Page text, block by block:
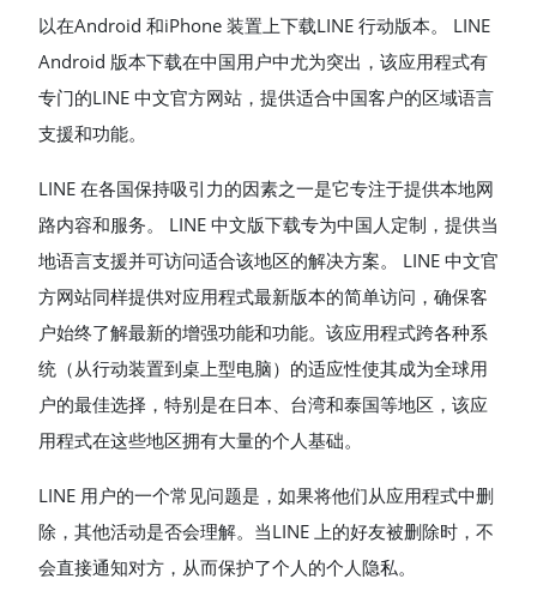
以在Android 和iPhone 装置上下载LINE 行动版本。 LINE
Android 版本下载在中国用户中尤为突出，该应用程式有
专门的LINE 中文官方网站，提供适合中国客户的区域语言
支援和功能。
LINE 在各国保持吸引力的因素之一是它专注于提供本地网
路内容和服务。 LINE 中文版下载专为中国人定制，提供当
地语言支援并可访问适合该地区的解决方案。 LINE 中文官
方网站同样提供对应用程式最新版本的简单访问，确保客
户始终了解最新的增强功能和功能。该应用程式跨各种系
统（从行动装置到桌上型电脑）的适应性使其成为全球用
户的最佳选择，特别是在日本、台湾和泰国等地区，该应
用程式在这些地区拥有大量的个人基础。
LINE 用户的一个常见问题是，如果将他们从应用程式中删
除，其他活动是否会理解。当LINE 上的好友被删除时，不
会直接通知对方，从而保护了个人的个人隐私。